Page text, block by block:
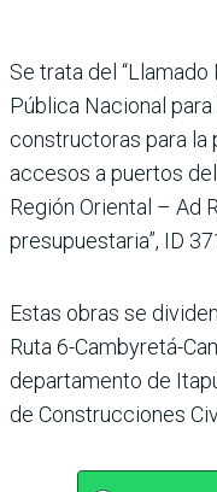
Se trata del
Pública Nacional
constructoras para la
accesos a puertos
Región Oriental – Ad
presupuestaria”, ID
Estas obras se
Ruta 6-Cambyretá-
departamento de
de Construcciones